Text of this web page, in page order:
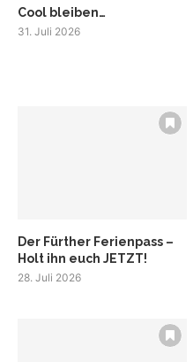
Cool bleiben…
31. Juli 2026
Der Fürther Ferienpass –
Holt ihn euch JETZT!
28. Juli 2026